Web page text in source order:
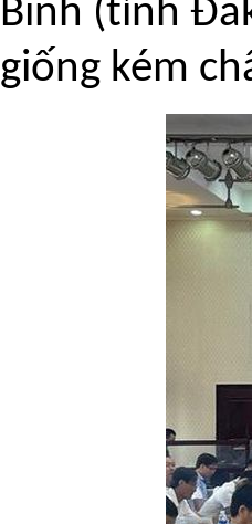
Bình (tỉnh
giống kém